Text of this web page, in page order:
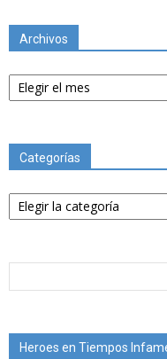
Archivos
Archivos
Categorías
Categorías
Heroes en Tiempos